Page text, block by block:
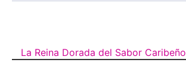
La Reina Dorada del Sabor Caribeño